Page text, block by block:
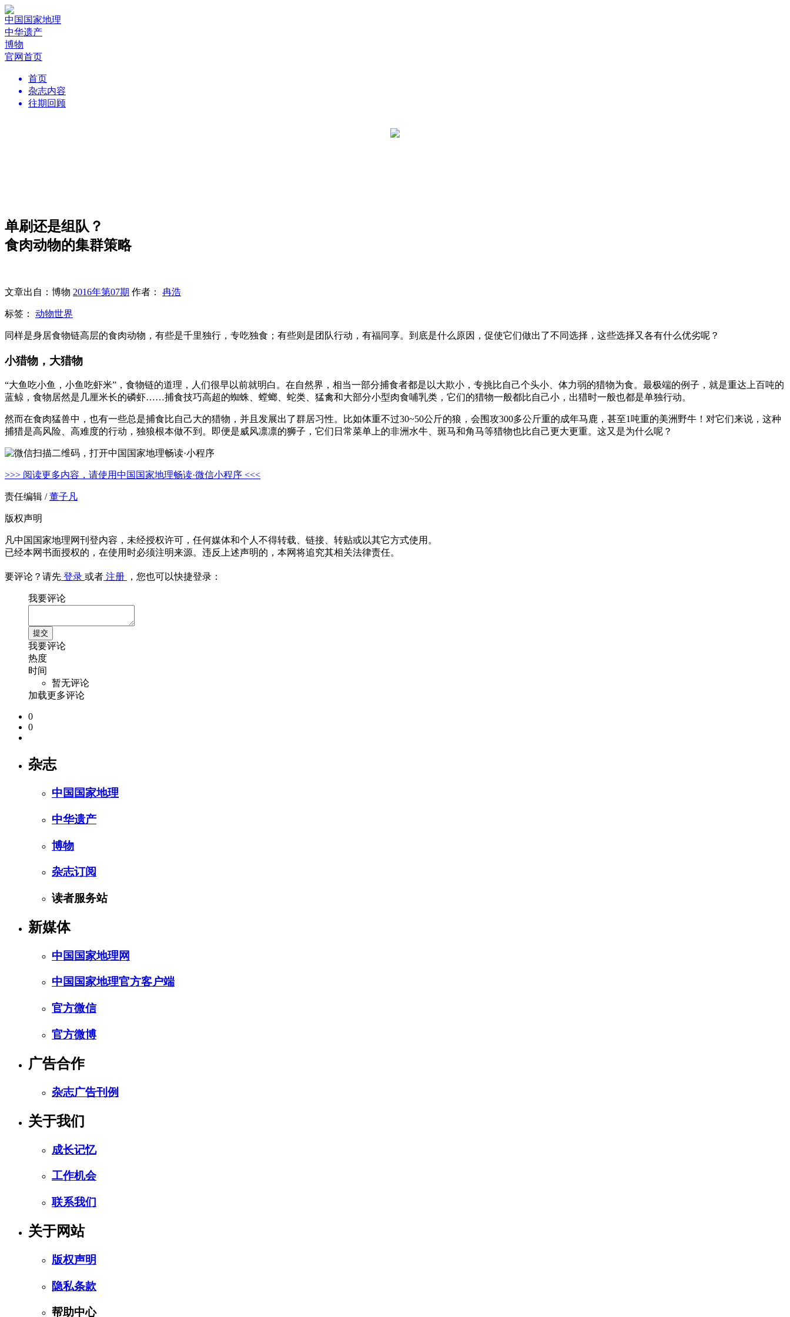
中国国家地理
中华遗产
博物
官网首页
首页
杂志内容
往期回顾
单刷还是组队？
食肉动物的集群策略
文章出自：博物 2016年第07期 作者： 冉浩
标签： 动物世界
同样是身居食物链高层的食肉动物，有些是千里独行，专吃独食；有些则是团队行动，有福同享。到底是什么原因，促使它们做出了不同选择，这些选择又各有什么优劣呢？
小猎物，大猎物
“大鱼吃小鱼，小鱼吃虾米”，食物链的道理，人们很早以前就明白。在自然界，相当一部分捕食者都是以大欺小，专挑比自己个头小、体力弱的猎物为食。最极端的例子，就是重达上百吨的
蓝鲸，食物居然是几厘米长的磷虾……捕食技巧高超的蜘蛛、螳螂、蛇类、猛禽和大部分小型肉食哺乳类，它们的猎物一般都比自己小，出猎时一般也都是单独行动。
然而在食肉猛兽中，也有一些总是捕食比自己大的猎物，并且发展出了群居习性。比如体重不过30~50公斤的狼，会围攻300多公斤重的成年马鹿，甚至1吨重的美洲野牛！对它们来说，这种
捕猎是高风险、高难度的行动，独狼根本做不到。即便是威风凛凛的狮子，它们日常菜单上的非洲水牛、斑马和角马等猎物也比自己更大更重。这又是为什么呢？
>>> 阅读更多内容，请使用中国国家地理畅读·微信小程序 <<<
责任编辑 /董子凡
版权声明
凡中国国家地理网刊登内容，未经授权许可，任何媒体和个人不得转载、链接、转贴或以其它方式使用。
已经本网书面授权的，在使用时必须注明来源。违反上述声明的，本网将追究其相关法律责任。
要评论？请先 登录 或者 注册 ，您也可以快捷登录：
我要评论
我要评论
热度
时间
暂无评论
加载更多评论
0
0
杂志
中国国家地理
中华遗产
博物
杂志订阅
读者服务站
新媒体
中国国家地理网
中国国家地理官方客户端
官方微信
官方微博
广告合作
杂志广告刊例
关于我们
成长记忆
工作机会
联系我们
关于网站
版权声明
隐私条款
帮助中心